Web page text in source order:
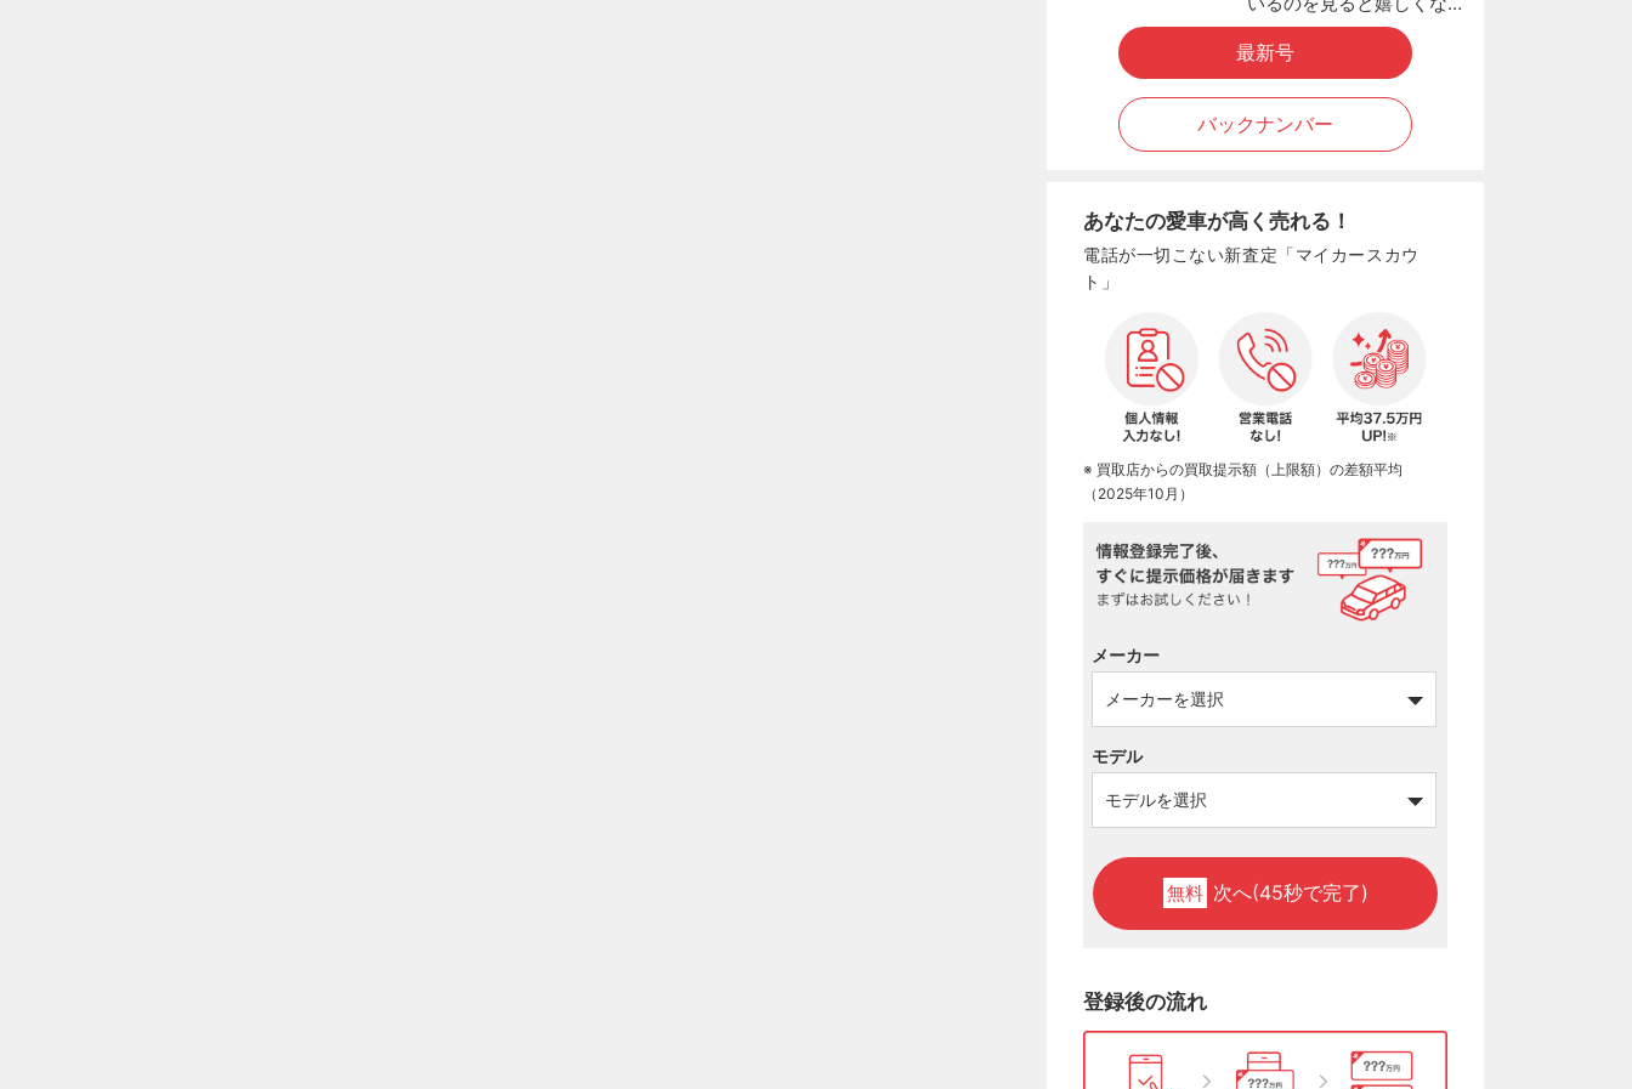
最新号
バックナンバー
あなたの愛車が高く売れる！
電話が一切こない新査定「マイカースカウ
ト」
※ 買取店からの買取提示額（上限額）の差額平均
（2025年10月）
メーカー
モデル
無料 次へ(45秒で完了)
登録後の流れ